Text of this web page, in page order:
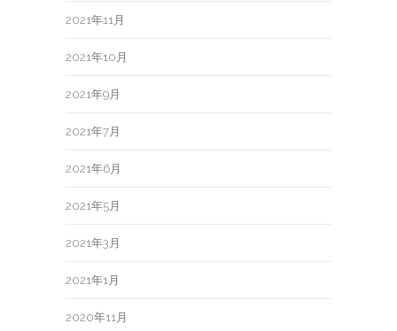
2021年11月
2021年10月
2021年9月
2021年7月
2021年6月
2021年5月
2021年3月
2021年1月
2020年11月